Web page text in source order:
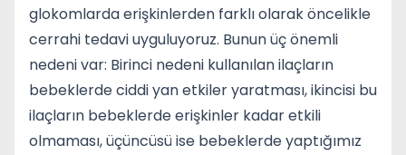
glokomlarda erişkinlerden farklı olarak öncelikle
cerrahi tedavi uyguluyoruz. Bunun üç önemli
nedeni var: Birinci nedeni kullanılan ilaçların
bebeklerde ciddi yan etkiler yaratması, ikincisi bu
ilaçların bebeklerde erişkinler kadar etkili
olmaması, üçüncüsü ise bebeklerde yaptığımız